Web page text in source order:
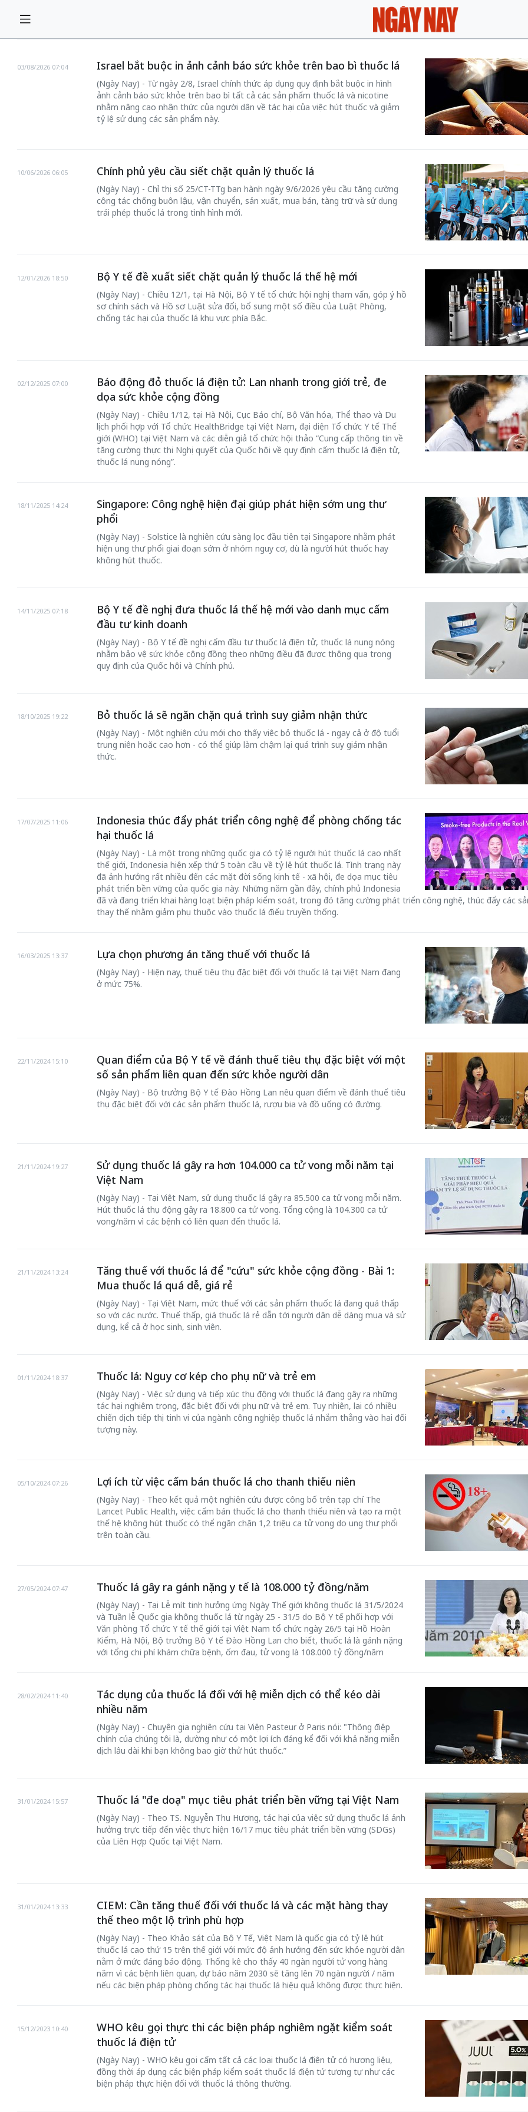
Israel bắt buộc in ảnh cảnh báo sức khỏe trên bao bì thuốc lá
03/08/2026 07:04
(Ngày Nay) - Từ ngày 2/8, Israel chính thức áp dụng quy định bắt buộc in hình
ảnh cảnh báo sức khỏe trên bao bì tất cả các sản phẩm thuốc lá và nicotine
nhằm nâng cao nhận thức của người dân về tác hại của việc hút thuốc và giảm
tỷ lệ sử dụng các sản phẩm này.
Chính phủ yêu cầu siết chặt quản lý thuốc lá
10/06/2026 06:05
(Ngày Nay) - Chỉ thị số 25/CT-TTg ban hành ngày 9/6/2026 yêu cầu tăng cường
công tác chống buôn lậu, vận chuyển, sản xuất, mua bán, tàng trữ và sử dụng
trái phép thuốc lá trong tình hình mới.
Bộ Y tế đề xuất siết chặt quản lý thuốc lá thế hệ mới
12/01/2026 18:50
(Ngày Nay) - Chiều 12/1, tại Hà Nội, Bộ Y tế tổ chức hội nghị tham vấn, góp ý hồ
sơ chính sách và Hồ sơ Luật sửa đổi, bổ sung một số điều của Luật Phòng,
chống tác hại của thuốc lá khu vực phía Bắc.
Báo động đỏ thuốc lá điện tử: Lan nhanh trong giới trẻ, đe
dọa sức khỏe cộng đồng
02/12/2025 07:00
(Ngày Nay) - Chiều 1/12, tại Hà Nội, Cục Báo chí, Bộ Văn hóa, Thể thao và Du
lịch phối hợp với Tổ chức HealthBridge tại Việt Nam, đại diện Tổ chức Y tế Thế
giới (WHO) tại Việt Nam và các diễn giả tổ chức hội thảo “Cung cấp thông tin về
tăng cường thực thi Nghị quyết của Quốc hội về quy định cấm thuốc lá điện tử,
thuốc lá nung nóng”.
Singapore: Công nghệ hiện đại giúp phát hiện sớm ung thư
phổi
18/11/2025 14:24
(Ngày Nay) - Solstice là nghiên cứu sàng lọc đầu tiên tại Singapore nhằm phát
hiện ung thư phổi giai đoạn sớm ở nhóm nguy cơ, dù là người hút thuốc hay
không hút thuốc.
Bộ Y tế đề nghị đưa thuốc lá thế hệ mới vào danh mục cấm
đầu tư kinh doanh
14/11/2025 07:18
(Ngày Nay) - Bộ Y tế đề nghị cấm đầu tư thuốc lá điện tử, thuốc lá nung nóng
nhằm bảo vệ sức khỏe cộng đồng theo những điều đã được thông qua trong
quy định của Quốc hội và Chính phủ.
Bỏ thuốc lá sẽ ngăn chặn quá trình suy giảm nhận thức
18/10/2025 19:22
(Ngày Nay) - Một nghiên cứu mới cho thấy việc bỏ thuốc lá - ngay cả ở độ tuổi
trung niên hoặc cao hơn - có thể giúp làm chậm lại quá trình suy giảm nhận
thức.
Indonesia thúc đẩy phát triển công nghệ để phòng chống tác
hại thuốc lá
17/07/2025 11:06
(Ngày Nay) - Là một trong những quốc gia có tỷ lệ người hút thuốc lá cao nhất
thế giới, Indonesia hiện xếp thứ 5 toàn cầu về tỷ lệ hút thuốc lá. Tình trạng này
đã ảnh hưởng rất nhiều đến các mặt đời sống kinh tế - xã hội, đe dọa mục tiêu
phát triển bền vững của quốc gia này. Những năm gần đây, chính phủ Indonesia
đã và đang triển khai hàng loạt biện pháp kiểm soát, trong đó tăng cường phát triển công nghệ, thúc đẩy các
thay thế nhằm giảm phụ thuộc vào thuốc lá điếu truyền thống.
Lựa chọn phương án tăng thuế với thuốc lá
16/03/2025 13:37
(Ngày Nay) - Hiện nay, thuế tiêu thụ đặc biệt đối với thuốc lá tại Việt Nam đang
ở mức 75%.
Quan điểm của Bộ Y tế về đánh thuế tiêu thụ đặc biệt với một
số sản phẩm liên quan đến sức khỏe người dân
22/11/2024 15:10
(Ngày Nay) - Bộ trưởng Bộ Y tế Đào Hồng Lan nêu quan điểm về đánh thuế tiêu
thụ đặc biệt đối với các sản phẩm thuốc lá, rượu bia và đồ uống có đường.
Sử dụng thuốc lá gây ra hơn 104.000 ca tử vong mỗi năm tại
Việt Nam
21/11/2024 19:27
(Ngày Nay) - Tại Việt Nam, sử dụng thuốc lá gây ra 85.500 ca tử vong mỗi năm.
Hút thuốc lá thụ động gây ra 18.800 ca tử vong. Tổng cộng là 104.300 ca tử
vong/năm vì các bệnh có liên quan đến thuốc lá.
Tăng thuế với thuốc lá để "cứu" sức khỏe cộng đồng - Bài 1:
Mua thuốc lá quá dễ, giá rẻ
21/11/2024 13:24
(Ngày Nay) - Tại Việt Nam, mức thuế với các sản phẩm thuốc lá đang quá thấp
so với các nước. Thuế thấp, giá thuốc lá rẻ dẫn tới người dân dễ dàng mua và sử
dụng, kể cả ở học sinh, sinh viên.
Thuốc lá: Nguy cơ kép cho phụ nữ và trẻ em
01/11/2024 18:37
(Ngày Nay) - Việc sử dụng và tiếp xúc thụ động với thuốc lá đang gây ra những
tác hại nghiêm trọng, đặc biệt đối với phụ nữ và trẻ em. Tuy nhiên, lại có nhiều
chiến dịch tiếp thị tinh vi của ngành công nghiệp thuốc lá nhắm thẳng vào hai đối
tượng này.
Lợi ích từ việc cấm bán thuốc lá cho thanh thiếu niên
05/10/2024 07:26
(Ngày Nay) - Theo kết quả một nghiên cứu được công bố trên tạp chí The
Lancet Public Health, việc cấm bán thuốc lá cho thanh thiếu niên và tạo ra một
thế hệ không hút thuốc có thể ngăn chặn 1,2 triệu ca tử vong do ung thư phổi
trên toàn cầu.
Thuốc lá gây ra gánh nặng y tế là 108.000 tỷ đồng/năm
27/05/2024 07:47
(Ngày Nay) - Tại Lễ mít tinh hưởng ứng Ngày Thế giới không thuốc lá 31/5/2024
và Tuần lễ Quốc gia không thuốc lá từ ngày 25 - 31/5 do Bộ Y tế phối hợp với
Văn phòng Tổ chức Y tế thế giới tại Việt Nam tổ chức ngày 26/5 tại Hồ Hoàn
Kiếm, Hà Nội, Bộ trưởng Bộ Y tế Đào Hồng Lan cho biết, thuốc lá là gánh nặng
với tổng chi phí khám chữa bệnh, ốm đau, tử vong là 108.000 tỷ đồng/năm
Tác dụng của thuốc lá đối với hệ miễn dịch có thể kéo dài
nhiều năm
28/02/2024 11:40
(Ngày Nay) - Chuyên gia nghiên cứu tại Viện Pasteur ở Paris nói: "Thông điệp
chính của chúng tôi là, dường như có một lợi ích đáng kể đối với khả năng miễn
dịch lâu dài khi bạn không bao giờ thử hút thuốc.”
Thuốc lá "đe doạ" mục tiêu phát triển bền vững tại Việt Nam
31/01/2024 15:57
(Ngày Nay) - Theo TS. Nguyễn Thu Hương, tác hại của việc sử dụng thuốc lá ảnh
hưởng trực tiếp đến việc thực hiện 16/17 mục tiêu phát triển bền vững (SDGs)
của Liên Hợp Quốc tại Việt Nam.
CIEM: Cần tăng thuế đối với thuốc lá và các mặt hàng thay
thế theo một lộ trình phù hợp
31/01/2024 13:33
(Ngày Nay) - Theo Khảo sát của Bộ Y Tế, Việt Nam là quốc gia có tỷ lệ hút
thuốc lá cao thứ 15 trên thế giới với mức độ ảnh hưởng đến sức khỏe người dân
nằm ở mức đáng báo động. Thống kê cho thấy 40 ngàn người tử vong hàng
năm vì các bệnh liên quan, dự báo năm 2030 sẽ tăng lên 70 ngàn người / năm
nếu các biện pháp phòng chống tác hại thuốc lá hiệu quả không được thực hiện.
WHO kêu gọi thực thi các biện pháp nghiêm ngặt kiểm soát
thuốc lá điện tử
15/12/2023 10:40
(Ngày Nay) - WHO kêu gọi cấm tất cả các loại thuốc lá điện tử có hương liệu,
đồng thời áp dụng các biện pháp kiểm soát thuốc lá điện tử tương tự như các
biện pháp thực hiện đối với thuốc lá thông thường.
của những chiếc
trên không gian
Khách đến chơi nhà
Lê Hiền
Bắc Biên - Giữ một
làng ven sông Hồng
Nội
Hà Nội vững bước vào
lăng kính số hóa
nhập UNESCO: Khơi
nguồn nội lực văn hóa,
nhập UNESCO: Khơi
nguồn nội lực văn hóa,
quốc tế bằng bản lĩnh
Việt Nam
50 năm Việt
nhập
nguồn nội lực
định hình vị
tạo | Kỳ 1:
quyết định